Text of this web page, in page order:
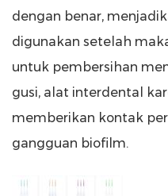
dengan benar,
digunakan setelah
untuk pembersihan
gusi, alat interdental
memberikan kontak
gangguan biofilm.